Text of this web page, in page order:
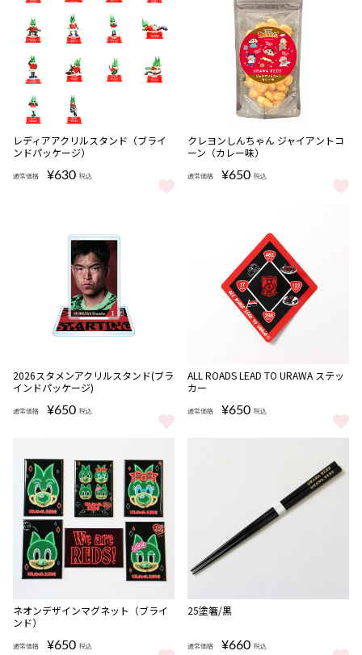
レディアアクリルスタンド（ブライ
ンドパッケージ）
通常価格 ¥630 税込
レディアアクリルスタンド（ブラインドパッケージ） をもっと見る
完売
クレヨンしんちゃん ジャイアントコ
ーン（カレー味）
通常価格 ¥650 税込
クレヨンしんちゃん ジャイアン
2026スタメンアクリルスタンド(ブラ
インドパッケージ)
通常価格 ¥650 税込
2026スタメンアクリルスタンド(ブラインドパッケージ) をもっと見
ALL ROADS LEAD TO URAWA ステッ
カー
通常価格 ¥650 税込
ALL ROADS LEAD TO URAWA
ネオンデザインマグネット（ブライ
ンド）
通常価格 ¥650 税込
完売
25塗箸/黒
通常価格 ¥660 税込